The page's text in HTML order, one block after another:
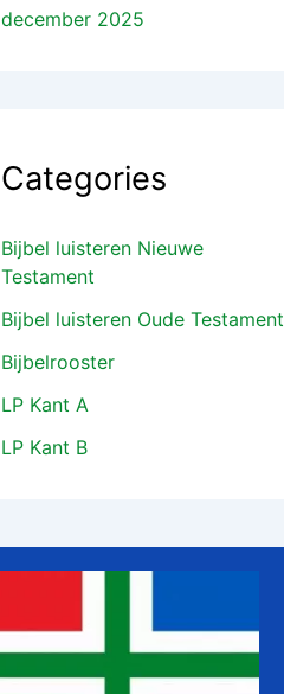
december 2025
Categories
Bijbel luisteren Nieuwe
Testament
Bijbel luisteren Oude Testament
Bijbelrooster
LP Kant A
LP Kant B